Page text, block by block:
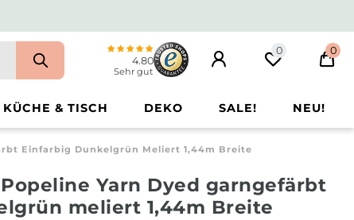
4.80
Sehr gut
0 0
KÜCHE & TISCH DEKO SALE! NEU!
Einfarbig Dunkelgrün Meliert 1,44m Breite
Yarn Dyed garngefärbt
meliert 1,44m Breite